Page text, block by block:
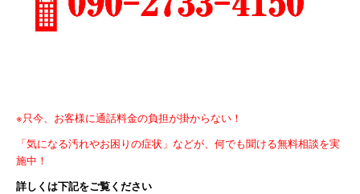
※只今、お客様に通話料金の負担が掛からない！
「気になる汚れやお困りの症状」などが、何でも聞ける無料相談を実
施中！
詳しくは下記をご覧ください